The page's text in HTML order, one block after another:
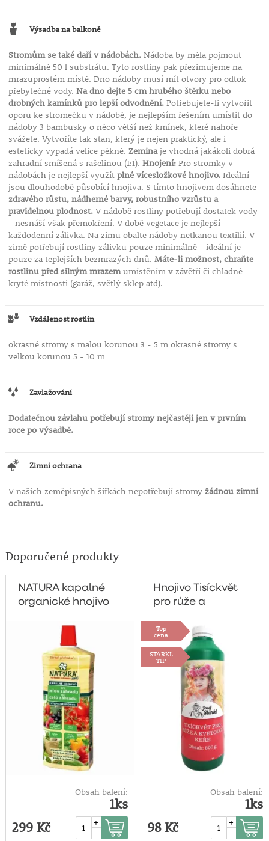
Výsadba na balkoně
Stromům se také daří v nádobách.Nádoba by měla pojmout
minimálně 50 l substrátu. Tyto rostliny pak přezimujeme na
mrazuprostém místě. Dno nádoby musí mít otvory pro odtok
přebytečné vody. Na dno dejte 5 cm hrubého štěrku nebo
drobných kamínků pro lepší odvodnění.Potřebujete-li vytvořit
oporu ke stromečku v nádobě, je nejlepším řešením umístit do
nádoby 3 bambusky o něco větší než kmínek, které nahoře
svážete. Vytvoříte tak stan, který je nejen praktický, ale i
esteticky vypadá velice pěkně. Zeminaje vhodná jakákoli dobrá
zahradní smíšená s rašelinou (1:1). Hnojení:Pro stromky v
nádobách je nejlepší využít plné vícesložkové hnojivo.Ideální
jsou dlouhodobě působící hnojiva. S tímto hnojivem dosáhnete
zdravého růstu, nádherné barvy, robustního vzrůstu a
pravidelnou plodnost.V nádobě rostliny potřebují dostatek vody
- nesnáší však přemokření. V době vegetace je nejlepší
každodenní zálivka. Na zimu obalte nádoby netkanou textilií. V
zimě potřebují rostliny zálivku pouze minimálně - ideální je
pouze za teplejších bezmrazých dnů. Máte-li možnost, chraňte
rostlinu před silným mrazemumístěním v závětří či chladné
kryté místnosti (garáž, světlý sklep atd).
Vzdálenost rostlin
okrasné stromy s malou korunou 3 - 5 m okrasné stromy s
velkou korunou 5 - 10 m
Zavlažování
Dodatečnou závlahu potřebují stromy nejčastěji jen v prvním
roce po výsadbě.
Zimní ochrana
V našich zeměpisných šířkách nepotřebují stromy žádnou zimní
ochranu.
Doporučené produkty
NATURA kapalné
organické hnojivo
Obsah balení:
1ks
299 Kč
+
-
Hnojivo Tisíckvět
pro růže a
500g
Top
cena
STARKL
TIP
Obsah balení:
1ks
98 Kč
+
-